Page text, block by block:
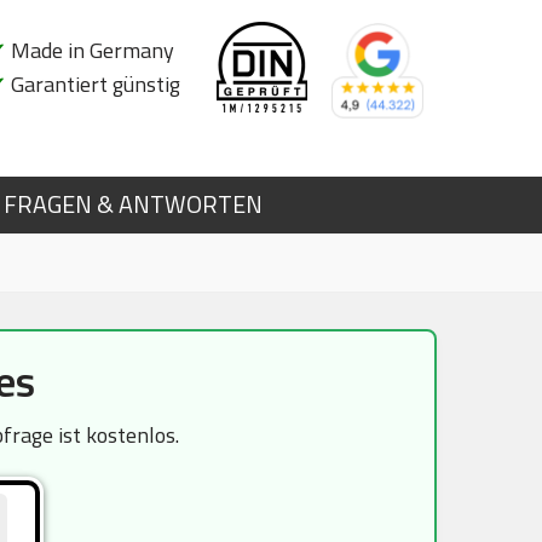
Made in Germany
Garantiert günstig
FRAGEN & ANTWORTEN
ist kostenlos.